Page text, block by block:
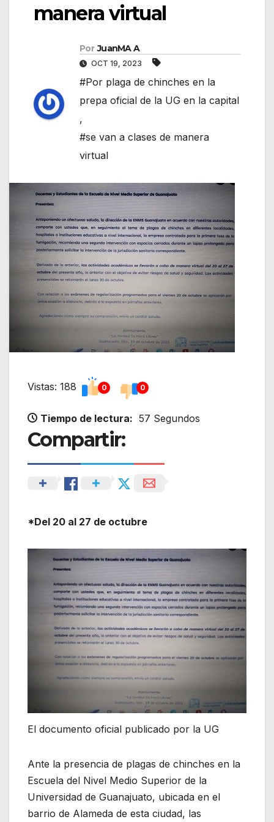
manera virtual
Por JuanMA A
OCT 19, 2023
#Por plaga de chinches en la
prepa oficial de la UG en la capital
,
#se van a clases de manera
virtual
Vistas: 188 0 0
Tiempo de lectura: 57 Segundos
Compartir:
*Del 20 al 27 de octubre
El documento oficial publicado por la UG
Ante la presencia de plagas de chinches en la
Escuela del Nivel Medio Superior de la
Universidad de Guanajuato, ubicada en el
barrio de Alameda de esta ciudad, las